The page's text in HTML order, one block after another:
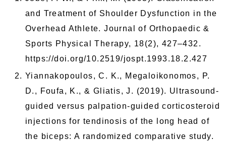
and Treatment of Shoulder Dysfunction in the
Overhead Athlete. Journal of Orthopaedic &
Sports Physical Therapy, 18(2), 427–432.
https://doi.org/10.2519/jospt.1993.18.2.427
Yiannakopoulos, C. K., Megaloikonomos, P.
D., Foufa, K., & Gliatis, J. (2019). Ultrasound-
guided versus palpation-guided corticosteroid
injections for tendinosis of the long head of
the biceps: A randomized comparative study.